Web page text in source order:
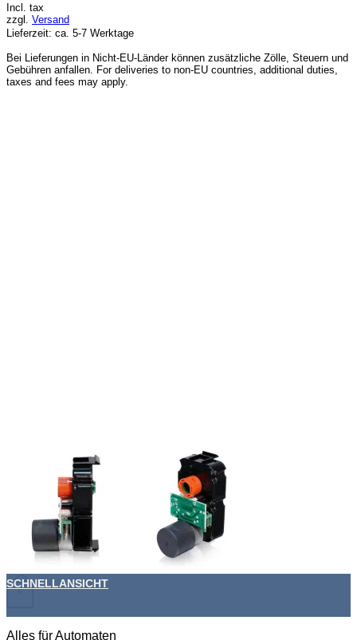
Incl. tax
zzgl. Versand
Lieferzeit: ca. 5-7 Werktage
Bei Lieferungen in Nicht-EU-Länder können zusätzliche Zölle, Steuern und
Gebühren anfallen. For deliveries to non-EU countries, additional duties,
taxes and fees may apply.
+
SCHNELLANSICHT
Alles für Automaten